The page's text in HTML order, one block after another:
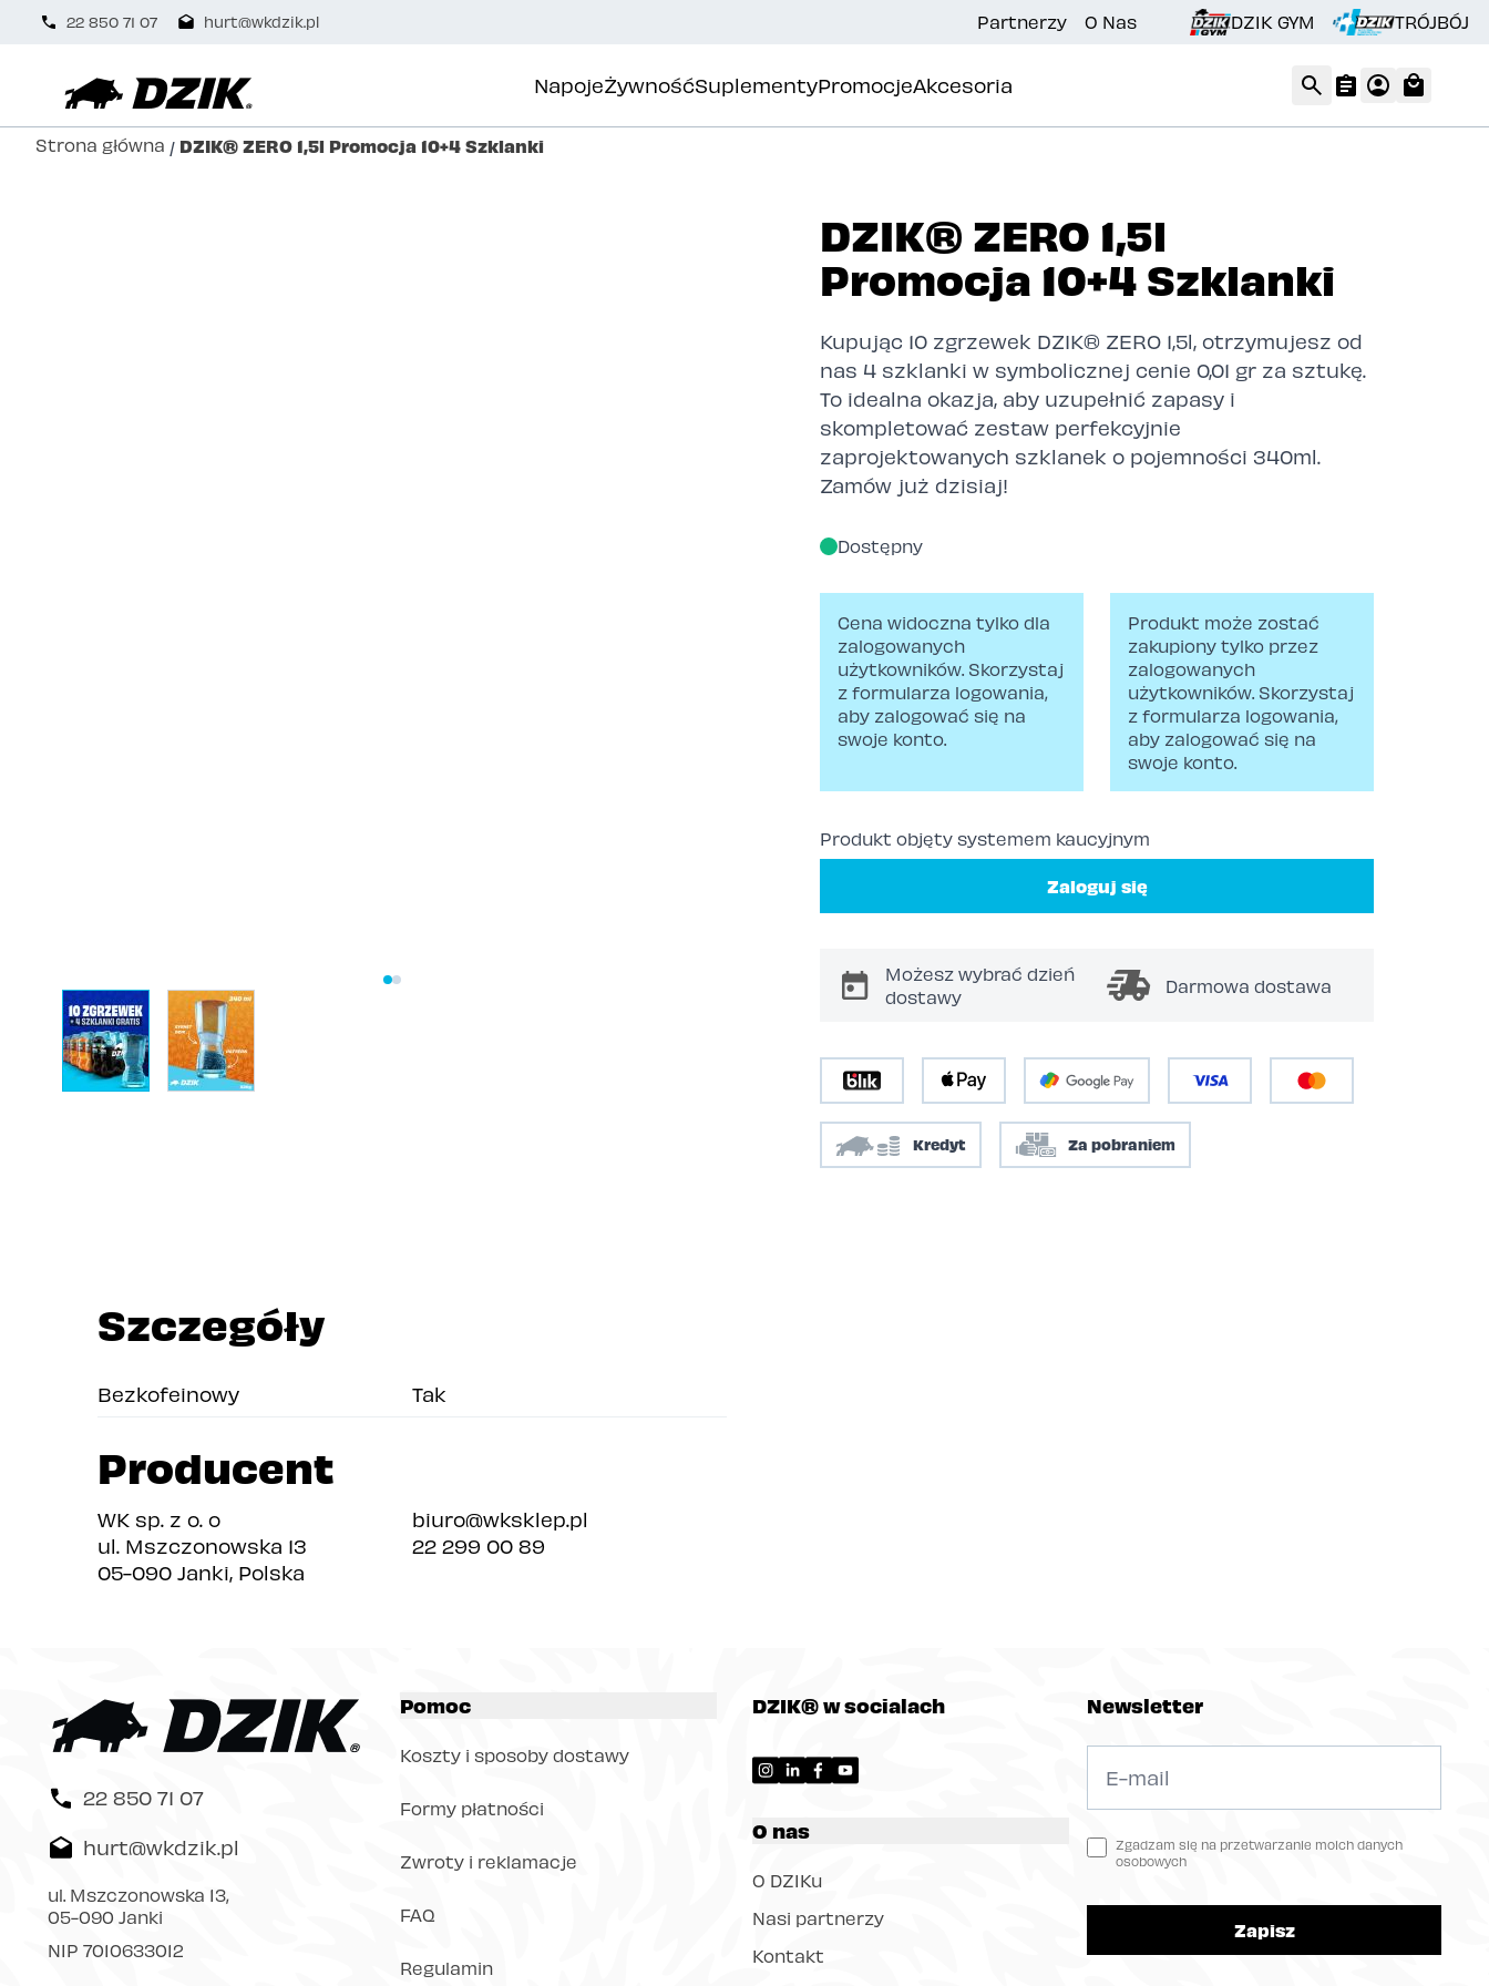
22 850 71 07 hurt@wkdzik.pl Partnerzy O Nas DZIK GYM TRÓJBÓJ
NapojeŻywnośćSuplementyPromocjeAkcesoria
Strona główna / DZIK® ZERO 1,5l Promocja 10+4 Szklanki
DZIK® ZERO 1,5l
Promocja 10+4 Szklanki
View larger imageView larger image
Kupując 10 zgrzewek DZIK® ZERO 1,5l, otrzymujesz od
nas 4 szklanki w symbolicznej cenie 0,01 gr za sztukę.
To idealna okazja, aby uzupełnić zapasy i
skompletować zestaw perfekcyjnie
zaprojektowanych szklanek o pojemności 340ml.
Zamów już dzisiaj!
Cena zależy od wybranych opcji
Dostępny
Cena widoczna tylko dla
zalogowanych
użytkowników. Skorzystaj
z formularza logowania,
aby zalogować się na
swoje konto.
Produkt może zostać
zakupiony tylko przez
zalogowanych
użytkowników. Skorzystaj
z formularza logowania,
aby zalogować się na
swoje konto.
Produkt objęty systemem kaucyjnym
Zaloguj się
Możesz wybrać dzień
dostawy
Darmowa dostawa
Kredyt Za pobraniem
Szczegóły
Bezkofeinowy Tak
Producent
WK sp. z o. o
ul. Mszczonowska 13
05-090 Janki, Polska
biuro@wksklep.pl
22 299 00 89
22 850 71 07
hurt@wkdzik.pl
ul. Mszczonowska 13,
05-090 Janki
NIP 7010633012
Pomoc
Koszty i sposoby dostawy
Formy płatności
Zwroty i reklamacje
FAQ
Regulamin
DZIK® w socialach
O nas
O DZIKu
Nasi partnerzy
Kontakt
Newsletter
Zgadzam się na przetwarzanie moich danych
osobowych
Zapisz